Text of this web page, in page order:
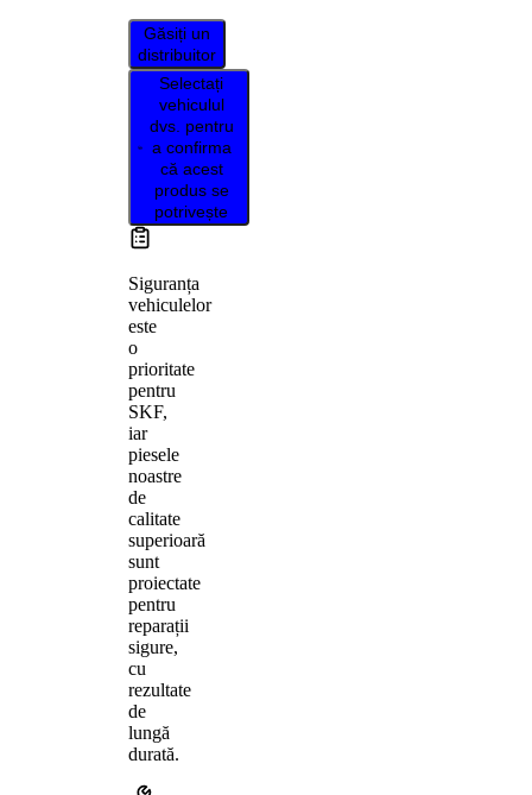
Găsiți un
distribuitor
Selectați
vehiculul
dvs. pentru
a confirma
că acest
produs se
potrivește
Siguranța
vehiculelor
este
o
prioritate
pentru
SKF,
iar
piesele
noastre
de
calitate
superioară
sunt
proiectate
pentru
reparații
sigure,
cu
rezultate
de
lungă
durată.